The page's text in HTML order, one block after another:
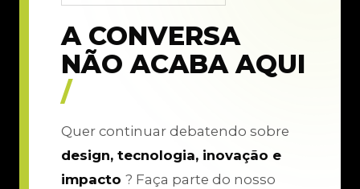
A CONVERSA
NÃO ACABA AQUI
/
Quer continuar debatendo sobre
design, tecnologia, inovação e
impacto ? Faça parte do nosso